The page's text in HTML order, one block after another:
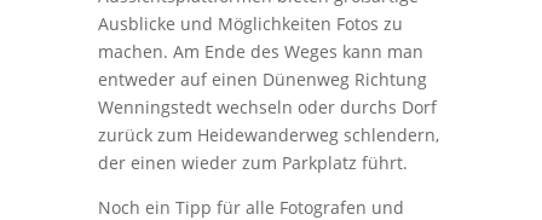
Ausblicke und Möglichkeiten Fotos zu
machen. Am Ende des Weges kann man
entweder auf einen Dünenweg Richtung
Wenningstedt wechseln oder durchs Dorf
zurück zum Heidewanderweg schlendern,
der einen wieder zum Parkplatz führt.
Noch ein Tipp für alle Fotografen und